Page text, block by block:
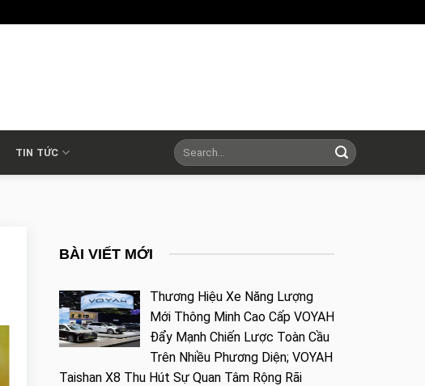
TIN TỨC
BÀI VIẾT MỚI
Thương Hiệu Xe Năng Lượng
Mới Thông Minh Cao Cấp VOYAH
Đẩy Mạnh Chiến Lược Toàn Cầu
Trên Nhiều Phương Diện; VOYAH
Taishan X8 Thu Hút Sự Quan Tâm Rộng Rãi